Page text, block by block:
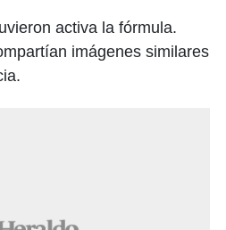
activa la fórmula.
imágenes similares